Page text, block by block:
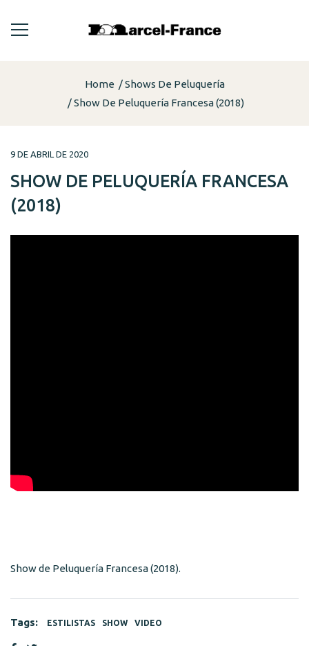
Home
Shows De Peluquería
Show De Peluquería Francesa (2018)
9 DE ABRIL DE 2020
SHOW DE PELUQUERÍA FRANCESA
(2018)
Show de Peluquería Francesa (2018).
Tags: ESTILISTAS SHOW VIDEO